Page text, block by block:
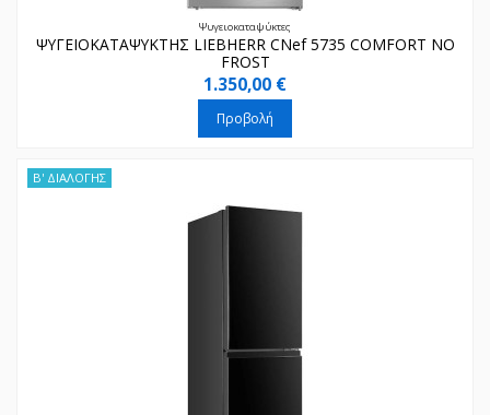
Ψυγειοκαταψύκτες
ΨΥΓΕΙΟΚΑΤΑΨΥΚΤΗΣ LIEBHERR CNef 5735 COMFORT NO
FROST
1.350,00 €
Προβολή
Β' ΔΙΑΛΟΓΗΣ